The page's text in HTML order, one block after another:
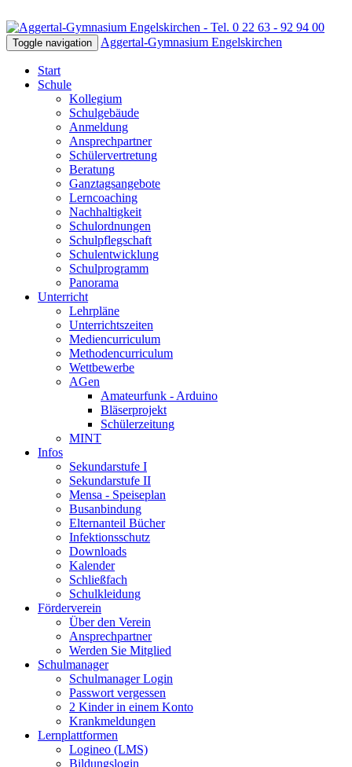
Toggle navigation Aggertal-Gymnasium Engelskirchen
Start
Schule
Kollegium
Schulgebäude
Anmeldung
Ansprechpartner
Schülervertretung
Beratung
Ganztagsangebote
Lerncoaching
Nachhaltigkeit
Schulordnungen
Schulpflegschaft
Schulentwicklung
Schulprogramm
Panorama
Unterricht
Lehrpläne
Unterrichtszeiten
Mediencurriculum
Methodencurriculum
Wettbewerbe
AGen
Amateurfunk - Arduino
Bläserprojekt
Schülerzeitung
MINT
Infos
Sekundarstufe I
Sekundarstufe II
Mensa - Speiseplan
Busanbindung
Elternanteil Bücher
Infektionsschutz
Downloads
Kalender
Schließfach
Schulkleidung
Förderverein
Über den Verein
Ansprechpartner
Werden Sie Mitglied
Schulmanager
Schulmanager Login
Passwort vergessen
2 Kinder in einem Konto
Krankmeldungen
Lernplattformen
Logineo (LMS)
Bildungslogin